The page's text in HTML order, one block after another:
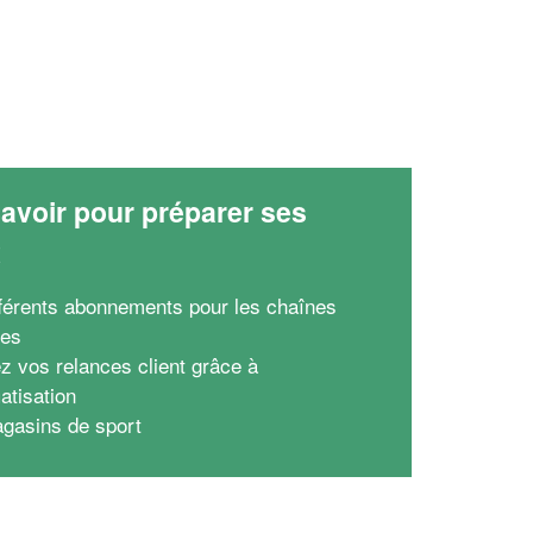
pour préparer ses
abonnements pour les chaînes
vos relances client grâce à
de sport